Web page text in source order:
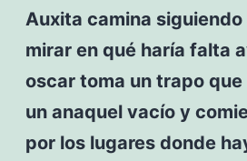
Auxita camina
mirar en qué haría falta
oscar toma un trapo
un anaquel vacío y
por los lugares donde